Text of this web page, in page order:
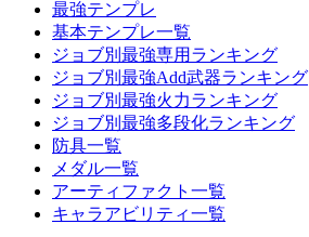
最強テンプレ
基本テンプレ一覧
ジョブ別最強専用ランキング
ジョブ別最強Add武器ランキング
ジョブ別最強火力ランキング
ジョブ別最強多段化ランキング
防具一覧
メダル一覧
アーティファクト一覧
キャラアビリティ一覧